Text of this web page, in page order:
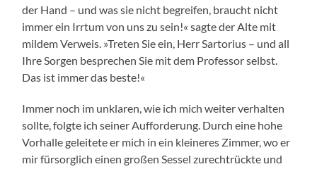
der Hand – und was sie nicht begreifen, braucht nicht
immer ein Irrtum von uns zu sein!« sagte der Alte mit
mildem Verweis. »Treten Sie ein, Herr Sartorius – und all
Ihre Sorgen besprechen Sie mit dem Professor selbst.
Das ist immer das beste!«
Immer noch im unklaren, wie ich mich weiter verhalten
sollte, folgte ich seiner Aufforderung. Durch eine hohe
Vorhalle geleitete er mich in ein kleineres Zimmer, wo er
mir fürsorglich einen großen Sessel zurechtrückte und